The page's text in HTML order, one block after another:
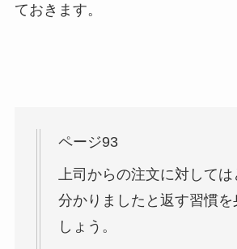
ておきます。
ページ93
上司からの注文に対しては
分かりましたと返す習慣を
しょう。